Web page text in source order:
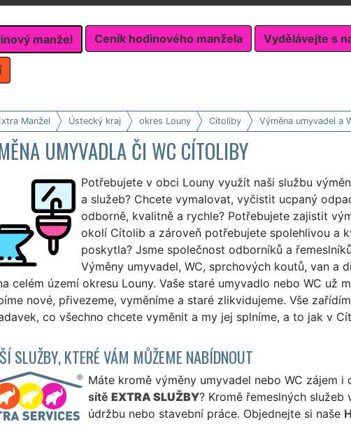
manžel Ceník hodinového manžela Vydělávejte s
Manžel Ústecký kraj okres Louny Cítoliby Výměna umyvadel a
UMYVADLA ČI WC CÍTOLIBY
Potřebujete v obci Louny využít naši službu
a služeb? Chcete vymalovat, vyčistit ucpaný
odborně, kvalitně a rychle? Potřebujete zajistit
okolí Cítolib a zároveň potřebujete spolehlivou a
poskytla? Jsme společnost odborníků a
Výměny umyvadel, WC, sprchových koutů, van a
celém území okresu Louny. Vaše staré umyvadlo nebo WC už
nové, přivezeme, vyměníme a staré zlikvidujeme. Vše
co všechno chcete vyměnit a my jej splníme, a to jak v
SLUŽBY, KTERÉ VÁM MŮŽEME NABÍDNOUT
Máte kromě výměny umyvadel nebo WC zájem
sítě EXTRA SLUŽBY? Kromě řemeslných
údržbu nebo stavební práce. Objednejte si naše